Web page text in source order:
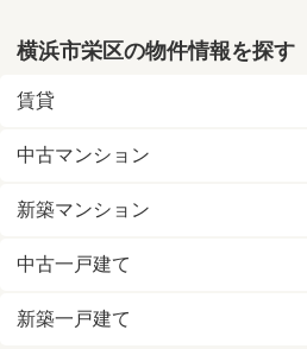
横浜市栄区の物件情報を探す
賃貸
中古マンション
新築マンション
中古一戸建て
新築一戸建て